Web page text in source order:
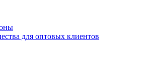
для оптовых клиентов